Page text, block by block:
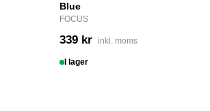
Blue
FOCUS
339 kr inkl. moms
I lager